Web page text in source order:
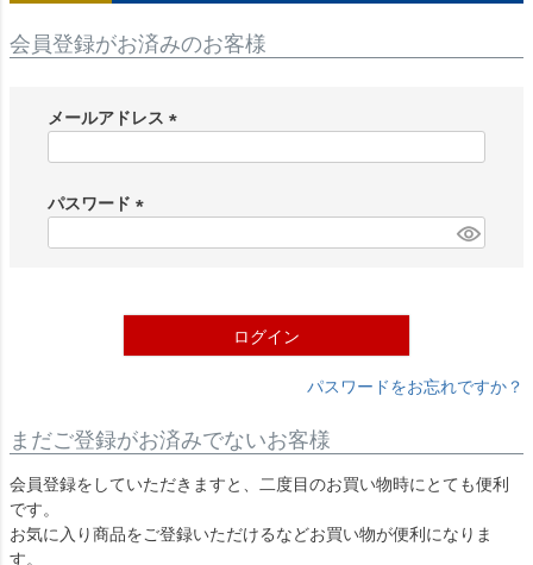
会員登録がお済みのお客様
メールアドレス
)
パスワード
)
ログイン
パスワードをお忘れですか？
まだご登録がお済みでないお客様
会員登録をしていただきますと、二度目のお買い物時にとても便利
です。
お気に入り商品をご登録いただけるなどお買い物が便利になりま
す。